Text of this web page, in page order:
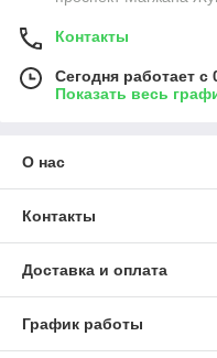
Контакты
Сегодня работает с
Показать весь
О нас
Контакты
Доставка и оплата
График работы